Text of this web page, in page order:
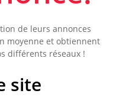
de leurs annonces
moyenne et obtiennent
différents réseaux !
site